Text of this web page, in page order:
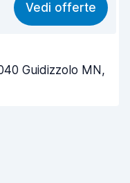
8,2
Vedi offerte
Guidizzolo MN,